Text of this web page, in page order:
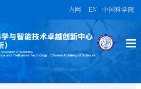
内网 EN 中国科学院